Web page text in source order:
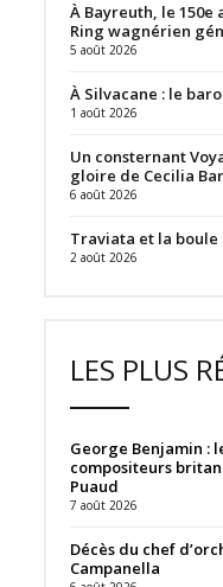
À Bayreuth, le 150e
Ring wagnérien
5 août 2026
À Silvacane : le
1 août 2026
Un consternant
gloire de Cecilia
6 août 2026
Traviata et la boule
2 août 2026
LES PLUS
George Benjamin :
compositeurs
Puaud
7 août 2026
Décès du chef
Campanella